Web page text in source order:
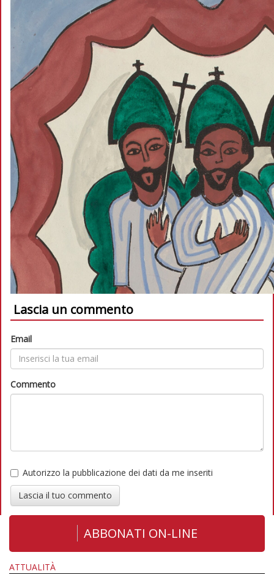
Lascia un commento
Email
Commento
Autorizzo la pubblicazione dei dati da me inseriti
Lascia il tuo commento
ABBONATI ON-LINE
ATTUALITÀ